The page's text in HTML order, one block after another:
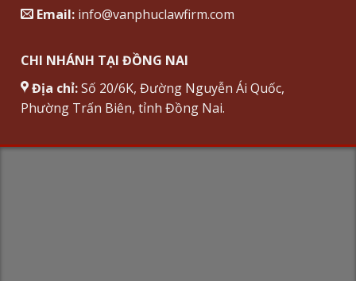
Email: info@vanphuclawfirm.com
CHI NHÁNH TẠI ĐỒNG NAI
Địa chỉ:Số 20/6K, Đường Nguyễn Ái Quốc,
Phường Trấn Biên, tỉnh Đồng Nai.